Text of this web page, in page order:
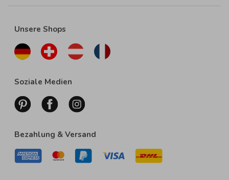
Unsere Shops
Soziale Medien
Bezahlung & Versand